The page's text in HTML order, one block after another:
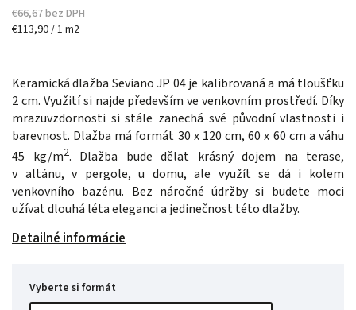
€66,67 bez DPH
€113,90 / 1 m2
Keramická dlažba Seviano JP 04 je kalibrovaná a má tloušťku
2 cm. Využití si najde především ve venkovním prostředí. Díky
mrazuvzdornosti si stále zanechá své původní vlastnosti i
barevnost. Dlažba má formát 30 x 120 cm, 60 x 60 cm a váhu
45 kg/m2. Dlažba bude dělat krásný dojem na terase,
v altánu, v pergole, u domu, ale využít se dá i kolem
venkovního bazénu. Bez náročné údržby si budete moci
užívat dlouhá léta eleganci a jedinečnost této dlažby.
Detailné informácie
Vyberte si formát